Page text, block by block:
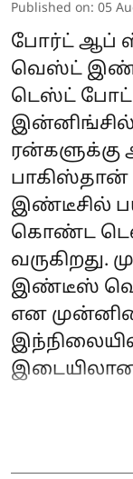
Published on: 05
போர்ட் ஆப்
வெஸ்ட்
டெஸ்ட்
ரன்களுக்கு
பாகிஸ்தான்
இண்டீசில்
கொண்ட
வருகிறது.
இண்டீஸ்
என